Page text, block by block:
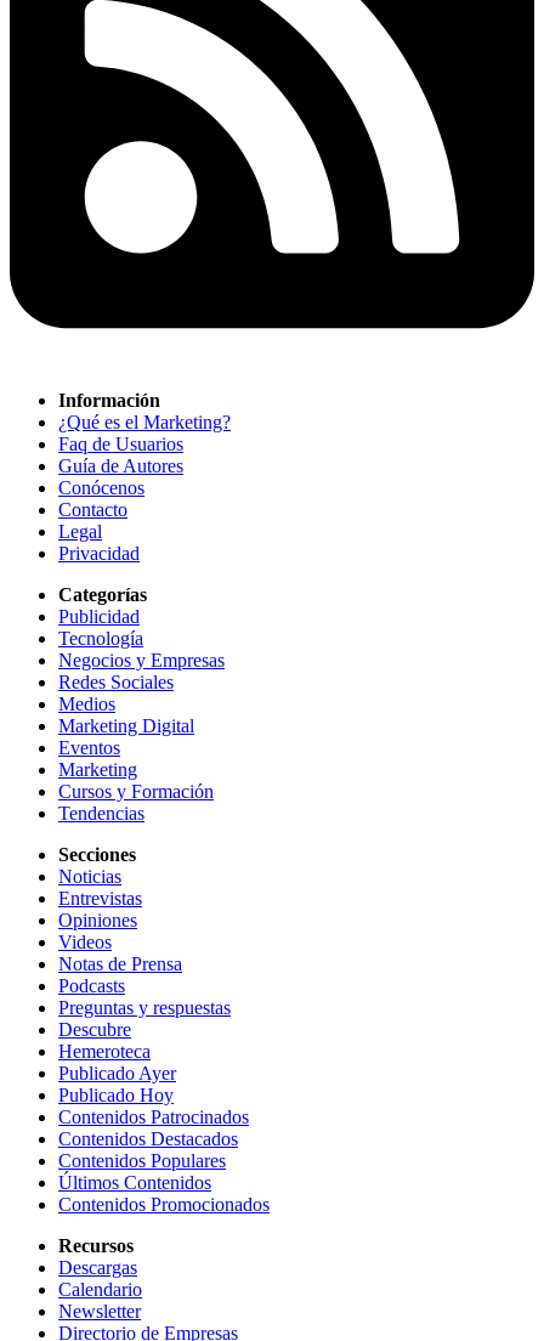
Información
¿Qué es el Marketing?
Faq de Usuarios
Guía de Autores
Conócenos
Contacto
Legal
Privacidad
Categorías
Publicidad
Tecnología
Negocios y Empresas
Redes Sociales
Medios
Marketing Digital
Eventos
Marketing
Cursos y Formación
Tendencias
Secciones
Noticias
Entrevistas
Opiniones
Videos
Notas de Prensa
Podcasts
Preguntas y respuestas
Descubre
Hemeroteca
Publicado Ayer
Publicado Hoy
Contenidos Patrocinados
Contenidos Destacados
Contenidos Populares
Últimos Contenidos
Contenidos Promocionados
Recursos
Descargas
Calendario
Newsletter
Directorio de Empresas